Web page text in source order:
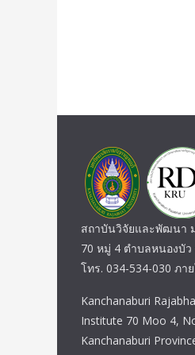
สถาบันวิจัยและพัฒนา
70 หมู่ 4 ตำบลหนองบัว
โทร. 034-534-030 ภา
Kanchanaburi
Institute 70 Moo 4,
Kanchanaburi